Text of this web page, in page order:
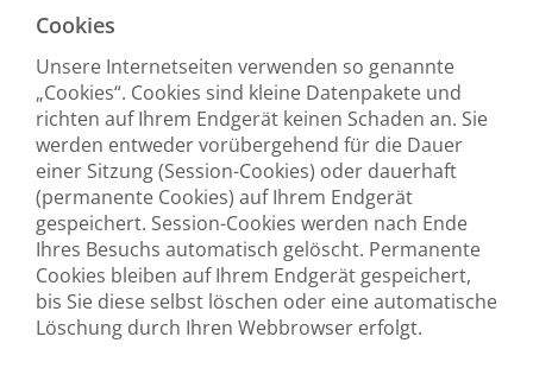
Cookies
Unsere Internetseiten verwenden so genannte
„Cookies“. Cookies sind kleine Datenpakete und
richten auf Ihrem Endgerät keinen Schaden an. Sie
werden entweder vorübergehend für die Dauer
einer Sitzung (Session-Cookies) oder dauerhaft
(permanente Cookies) auf Ihrem Endgerät
gespeichert. Session-Cookies werden nach Ende
Ihres Besuchs automatisch gelöscht. Permanente
Cookies bleiben auf Ihrem Endgerät gespeichert,
bis Sie diese selbst löschen oder eine automatische
Löschung durch Ihren Webbrowser erfolgt.